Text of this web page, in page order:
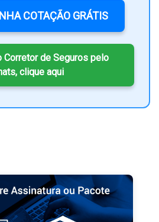
COTAÇÃO GRÁTIS
Corretor de Seguros pelo
clique aqui